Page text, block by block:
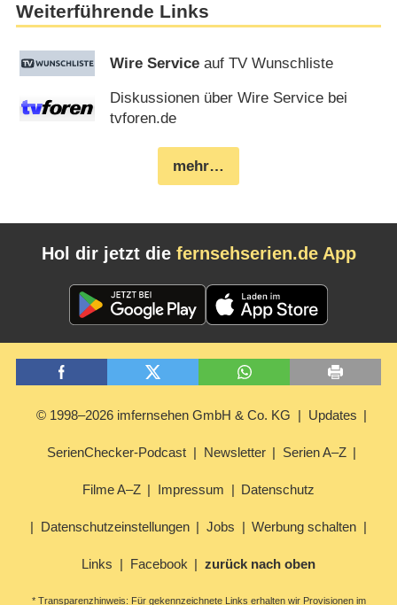
Weiterführende Links
Wire Service auf TV Wunschliste
Diskussionen über Wire Service bei
tvforen.de
mehr…
Hol dir jetzt die fernsehserien.de App
© 1998–2026 imfernsehen GmbH & Co. KG Updates
SerienChecker-Podcast Newsletter Serien A–Z
Filme A–Z Impressum Datenschutz
Datenschutzeinstellungen Jobs Werbung schalten
Links Facebook zurück nach oben
* Transparenzhinweis: Für gekennzeichnete Links erhalten wir Provisionen im